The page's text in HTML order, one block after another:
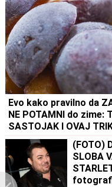
Evo kako pravilno da
NE POTAMNI do zime:
SASTOJAK I OVAJ
(FOTO)
SLOBA